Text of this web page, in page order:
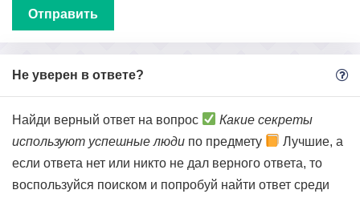
Не уверен в ответе?
Найди верный ответ на вопрос
Какие секреты
используют успешные люди по предмету
Лучшие, а
если ответа нет или никто не дал верного ответа, то
воспользуйся поиском и попробуй найти ответ среди